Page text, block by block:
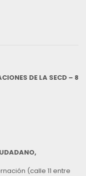
DE LA SECD – 8
(calle 11 entre